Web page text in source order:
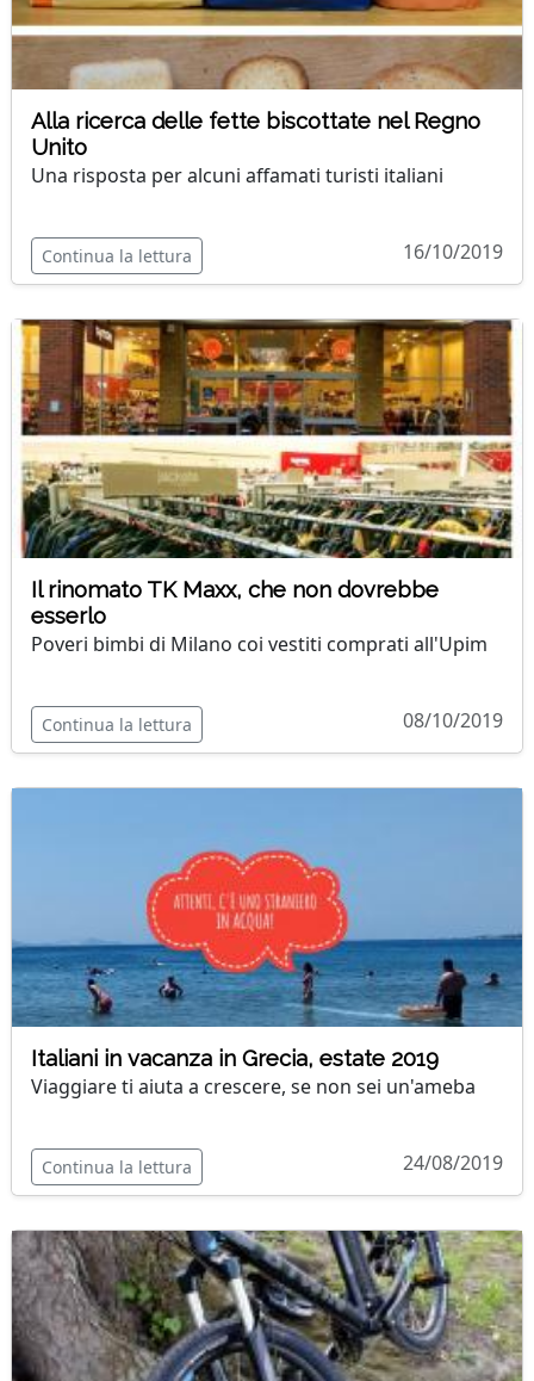
Alla ricerca delle fette biscottate nel Regno
Unito
Una risposta per alcuni affamati turisti italiani
Continua la lettura 16/10/2019
Il rinomato TK Maxx, che non dovrebbe
esserlo
Poveri bimbi di Milano coi vestiti comprati all'Upim
Continua la lettura 08/10/2019
Italiani in vacanza in Grecia, estate 2019
Viaggiare ti aiuta a crescere, se non sei un'ameba
Continua la lettura 24/08/2019